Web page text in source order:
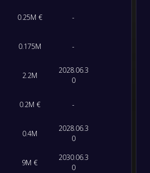
0.25M € -
0.175M -
2.2M
2028.06.3
0
0.2M € -
0.4M
2028.06.3
0
9M €
2030.06.3
0